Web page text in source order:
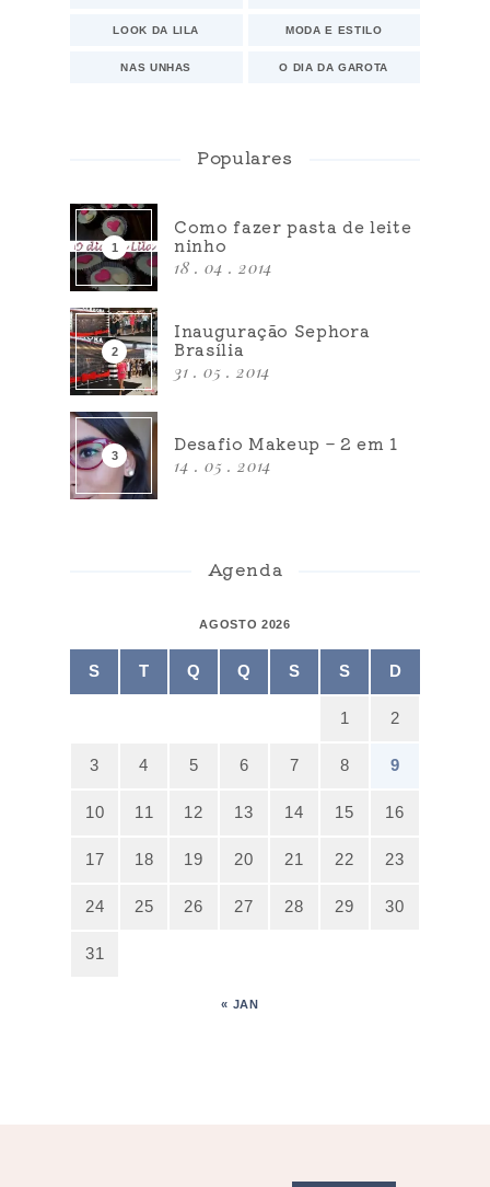
LOOK DA LILA MODA E ESTILO
NAS UNHAS O DIA DA GAROTA
Populares
Como fazer pasta de leite
ninho
18 . 04 . 2014
Inauguração Sephora
Brasília
31 . 05 . 2014
Desafio Makeup – 2 em 1
14 . 05 . 2014
Agenda
AGOSTO 2026
S T Q Q S S D
1 2
3 4 5 6 7 8 9
10 11 12 13 14 15 16
17 18 19 20 21 22 23
24 25 26 27 28 29 30
31
« JAN